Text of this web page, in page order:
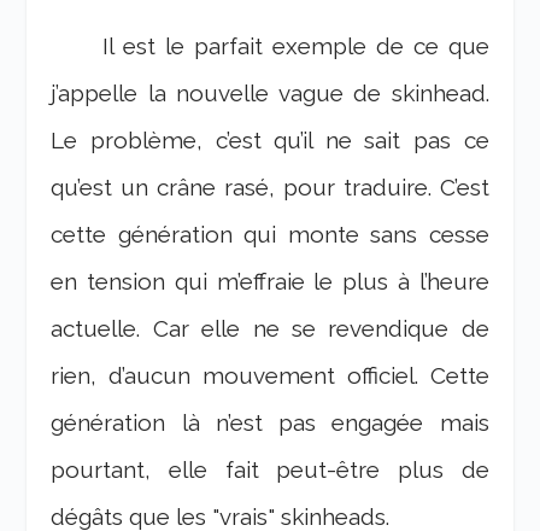
Il est le parfait exemple de ce que
j’appelle la nouvelle vague de skinhead.
Le problème, c’est qu’il ne sait pas ce
qu’est un crâne rasé, pour traduire. C’est
cette génération qui monte sans cesse
en tension qui m’effraie le plus à l’heure
actuelle. Car elle ne se revendique de
rien, d’aucun mouvement officiel. Cette
génération là n’est pas engagée mais
pourtant, elle fait peut-être plus de
dégâts que les "vrais" skinheads.